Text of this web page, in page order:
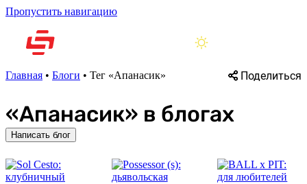
Пропустить навигацию
Главная • Блоги • Тег «Апанасик» Поделиться
«Апанасик» в блогах
Написать блог